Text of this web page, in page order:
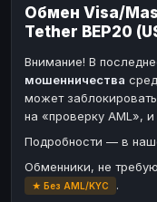
BinanceCoin
Ripple
Paxum
Perfect Money
Обмен Visa/
Tether BEP20
Внимание! В
мошенничества
может
на «проверку AML»,
Подробности — в
Обменники, не
★ Без AML/KYC
.